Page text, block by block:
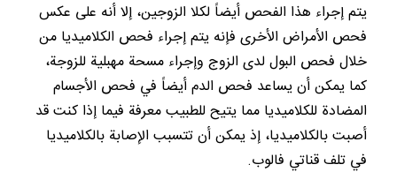
يتم إجراء هذا الفحص أيضاً لكلا الزوجين، إلا أنه على عكس
فحص الأمراض الأخرى فإنه يتم إجراء فحص الكلاميديا من
خلال فحص البول لدى الزوج وإجراء مسحة مهبلية للزوجة،
كما يمكن أن يساعد فحص الدم أيضاً في فحص الأجسام
المضادة للكلاميديا مما يتيح للطبيب معرفة فيما إذا كنت قد
أصبت بالكلاميديا، إذ يمكن أن تتسبب الإصابة بالكلاميديا
في تلف قناتي فالوب.